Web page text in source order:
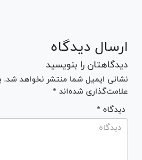
ارسال دیدگاه
دیدگاهتان را بنویسید
نشانی ایمیل شما منتشر نخواهد شد.
علامت‌گذاری شده‌اند *
* دیدگاه